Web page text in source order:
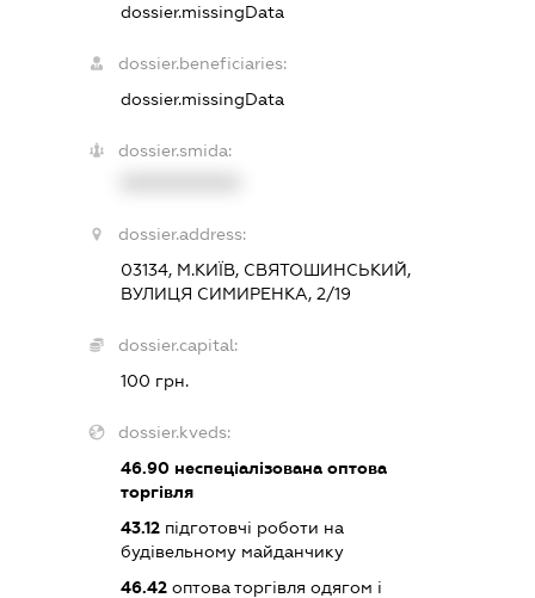
dossier.missingData
dossier.beneficiaries:
dossier.missingData
dossier.smida:
dossier.address:
03134, М.КИЇВ, СВЯТОШИНСЬКИЙ,
ВУЛИЦЯ СИМИРЕНКА, 2/19
dossier.capital:
100 грн.
dossier.kveds:
46.90неспеціалізована оптова
торгівля
43.12підготовчі роботи на
будівельному майданчику
46.42оптова торгівля одягом і